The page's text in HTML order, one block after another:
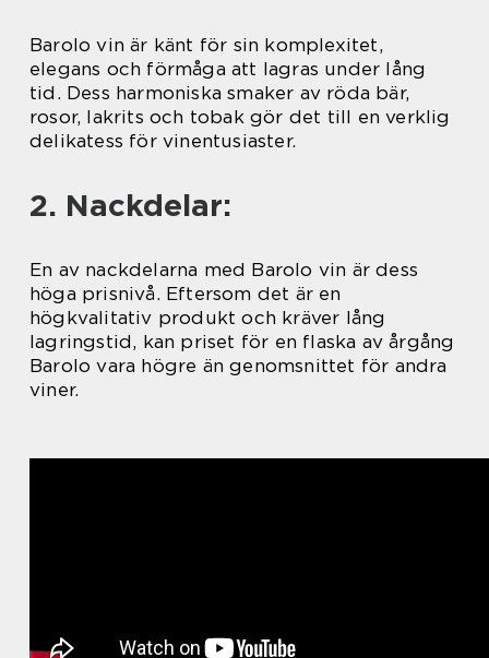
Barolo vin är känt för sin komplexitet,
elegans och förmåga att lagras under lång
tid. Dess harmoniska smaker av röda bär,
rosor, lakrits och tobak gör det till en verklig
delikatess för vinentusiaster.
2. Nackdelar:
En av nackdelarna med Barolo vin är dess
höga prisnivå. Eftersom det är en
högkvalitativ produkt och kräver lång
lagringstid, kan priset för en flaska av årgång
Barolo vara högre än genomsnittet för andra
viner.